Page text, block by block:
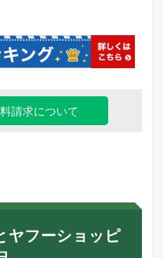
請求について
ヤフーショッピ